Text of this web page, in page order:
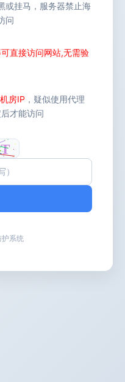
或挂马，服务器禁止海
问
直接访问网站,无需验
机房IP ，疑似使用代理
才能访问
系统